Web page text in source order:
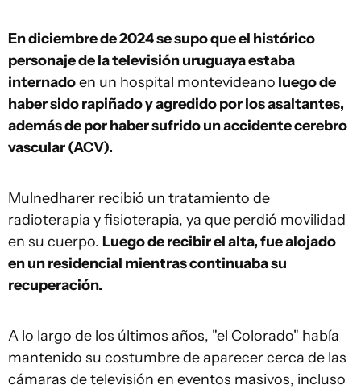
En diciembre de 2024 se supo que el histórico
personaje de la televisión uruguaya estaba
internadoen un hospital montevideano luego de
haber sido rapiñado y agredido por los asaltantes,
además de por haber sufrido un accidente cerebro
vascular (ACV).
Mulnedharer recibió un tratamiento de
radioterapia y fisioterapia, ya que perdió movilidad
en su cuerpo. Luego de recibir el alta, fue alojado
en un residencial mientras continuaba su
recuperación.
A lo largo de los últimos años, "el Colorado" había
mantenido su costumbre de aparecer cerca de las
cámaras de televisión en eventos masivos, incluso